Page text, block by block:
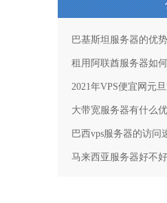
巴基斯坦服务器的优
租用阿联酋服务器如
2021年VPS便宜网元
巴西vps服务器的访问
马来西亚服务器好不